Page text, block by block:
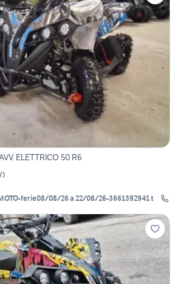
ELETTRICO 50 R6
)
ferie08/08/26 a 22/08/26-3661392941 t